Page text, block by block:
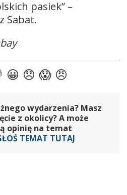
pasiek” –
Sabat.
wydarzenia? Masz
z okolicy? A może
opinię na temat
TEMAT TUTAJ